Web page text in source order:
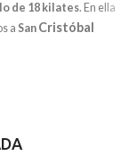
de 18 kilates. En ella
a San Cristóbal
crío sobre sus hombros,
lateral.
nuestras tiendas de